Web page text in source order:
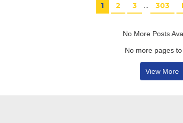
1 2 3 … 303
No More Posts
No more pages
View More